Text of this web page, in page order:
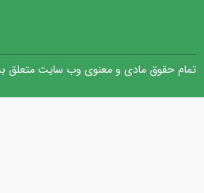
تمام حقوق مادی و معنوی وب سایت متعلق